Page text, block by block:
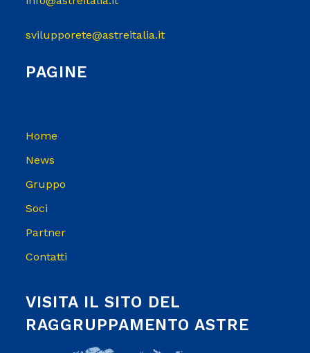
svilupporete@astreitalia.it
PAGINE
Home
News
Gruppo
Soci
Partner
Contatti
VISITA IL SITO DEL
RAGGRUPPAMENTO ASTRE